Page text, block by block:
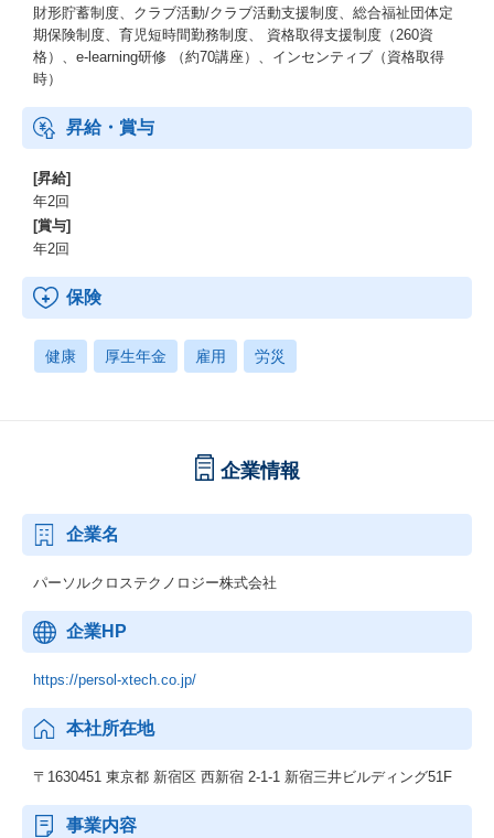
【オンボーディング】
リモートワーク時代に適応したオンボーディングを実施しており
ます。
り、ご自身による仲間へのインタビューなど施策を通して、寄り
添う交流促進を行います。
人材ビジネスの醍醐味
人材業界のシステムの醍醐味は、世の中の労働人口が減少してい
く未来に対して、就業機会の提供や雇用創造に繋げることができ
る社会貢献性の高さです。また、パーソルグループは、業界No1の
人材派遣や人材紹介サービスを提供しており、個人の仕事に対す
るライフサイクルをワンストップで提供できることができます。
利用ユーザ―は1000万人を超え、社会インフラに近い規模です。
そのため、社会課題にダイレクトにアプローチすることが可能で
組織やカルチャーについて、30秒～1分ほどのショート動画でご紹
介しております。ぜひご覧ください。
■事業・組織紹介編
https://note.com/ppt_hr/n/n3dc25404fa46
や仕事のやりがい、働く魅力についてご紹介します。
■カルチャー・制度紹介編
https://note.com/ppt_hr/n/na642e98915d8
システムソリューション事業部のカルチャーや、「はたらいて、
す。
財形貯蓄制度、クラブ活動/クラブ活動支援制度、総合福祉団体定
期保険制度、育児短時間勤務制度、 資格取得支援制度（260資
格）、e-learning研修 （約70講座）、インセンティブ（資格取得
時）
昇給・賞与
[昇給]
年2回
[賞与]
年2回
保険
健康 厚生年金 雇用 労災
企業情報
企業名
パーソルクロステクノロジー株式会社
企業HP
https://persol-xtech.co.jp/
本社所在地
〒1630451 東京都 新宿区 西新宿 2-1-1 新宿三井ビルディング51F
事業内容